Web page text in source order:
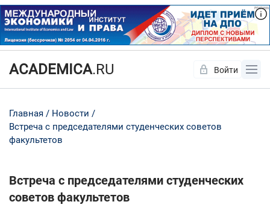
ACADEMICA.RU Войти
Главная
Новости
Встреча с председателями студенческих советов
факультетов
Встреча с председателями студенческих
советов факультетов
Да Нет